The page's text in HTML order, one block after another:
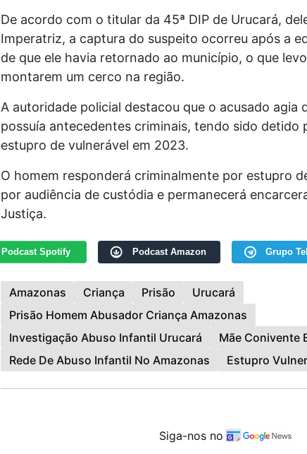
De acordo com o titular da 45ª DIP de Urucará,
Imperatriz, a captura do suspeito ocorreu após a
de que ele havia retornado ao município, o que
montarem um cerco na região.
A autoridade policial destacou que o acusado agia
possuía antecedentes criminais, tendo sido detido
estupro de vulnerável em 2023.
O homem responderá criminalmente por estupro
por audiência de custódia e permanecerá
Justiça.
Podcast Spotify Podcast Amazon Grupo
Amazonas Criança Prisão
Urucará
Prisão Homem Abusador Criança Amazonas
Investigação Abuso Infantil Urucará
Mãe Conivente
Rede De Abuso Infantil No Amazonas
Estupro
Siga-nos no